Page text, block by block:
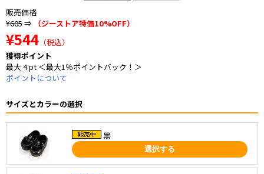
販売価格
¥605⇒ （ジーストア特価10%OFF）
¥544 （税込）
獲得ポイント
最大 4 pt ＜最大1％ポイントバック！＞
ポイントについて
サイズとカラーの選択
黒
選択する